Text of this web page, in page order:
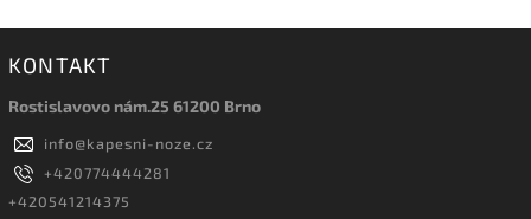
KONTAKT
Rostislavovo nám.25 61200 Brno
info@kapesni-noze.cz
+420774444281
+420541214375